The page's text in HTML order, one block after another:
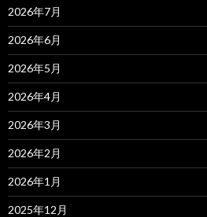
2026年7月
2026年6月
2026年5月
2026年4月
2026年3月
2026年2月
2026年1月
2025年12月